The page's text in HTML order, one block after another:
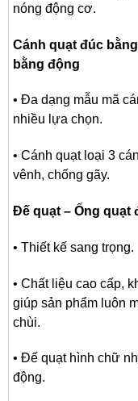
nóng động cơ.
Cánh quạt đúc
bằng động
• Đa dạng mẫu mã
nhiều lựa chọn.
• Cánh quạt loại 3
vênh, chống gãy.
Đế quạt – Ống quạt
• Thiết kế sang trọng.
• Chất liệu cao cấp,
giúp sản phẩm luôn
chùi.
• Đế quạt hình chữ
động.